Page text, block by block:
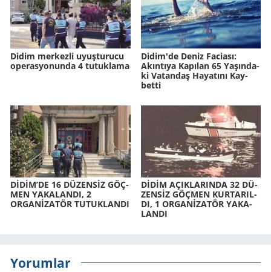
Didim merkezli uyuşturucu
operasyonunda 4 tutuklama
Didim'de Deniz Fa­ci­ası:
Akın­tı­ya Ka­pı­lan 65 Ya­şın­da­
ki Va­tan­daş Ha­ya­tı­nı Kay­
bet­ti
DİDİM’DE 16 DÜ­ZENSİZ GÖÇ­
MEN YA­KA­LAN­DI, 2
ORGANİZATÖR TU­TUK­LAN­DI
DİDİM AÇIK­LA­RIN­DA 32 DÜ­
ZENSİZ GÖÇ­MEN KUR­TA­RIL­
DI, 1 ORGANİZATÖR YA­KA­
LAN­DI
Yorumlar